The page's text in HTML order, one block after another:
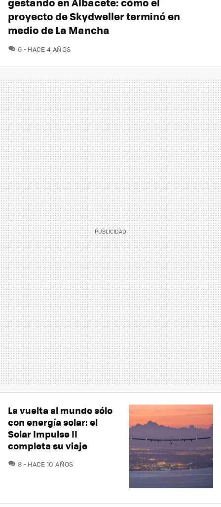
proyecto de Skydweller terminó en
medio de La Mancha
6 COMENTARIOS
HACE 4 AÑOS
La vuelta al mundo sólo
con energía solar: el
Solar Impulse II
completa su viaje
8 COMENTARIOS
HACE 10 AÑOS